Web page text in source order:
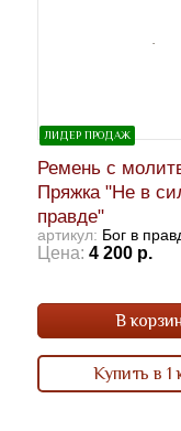
ЛИДЕР ПРОДАЖ
Ремень с
Пряжка "Не в
правде"
артикул: Бог в
Цена: 4 200 р.
В
Купить в 1